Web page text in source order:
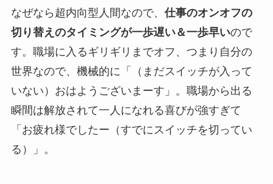
なぜなら超内向型人間なので、 仕事のオンオフの
切り替えのタイミングが一歩遅い＆一歩早いので
す。職場に入るギリギリまでオフ、つまり自分の
世界なので、機械的に「（まだスイッチが入って
いない）おはようございまーす」。職場から出る
瞬間は解放されて一人になれる喜びが強すぎて
「お疲れ様でしたー（すでにスイッチを切ってい
る）」。